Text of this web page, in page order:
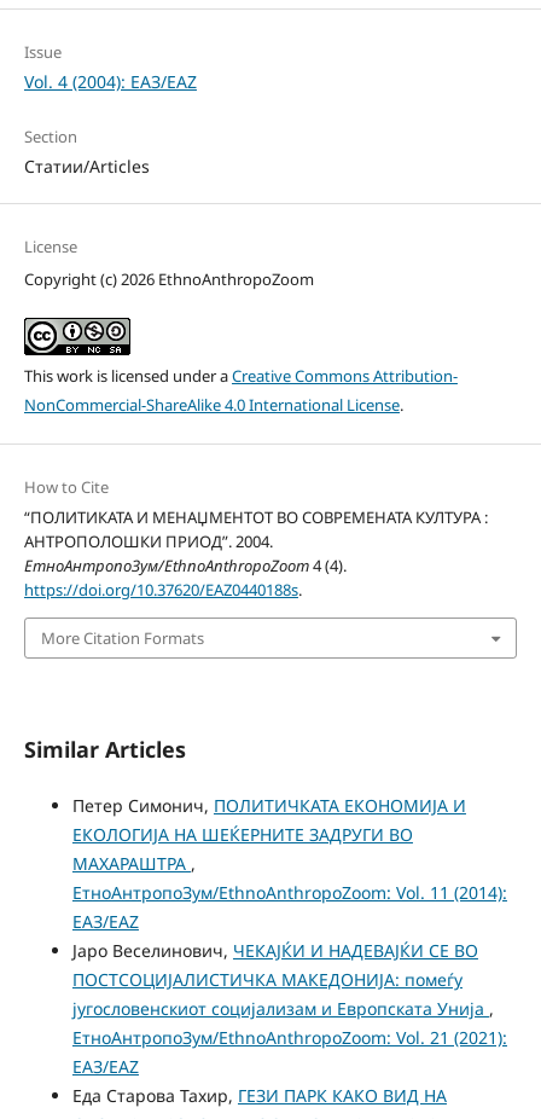
Issue
Vol. 4 (2004): ЕАЗ/EAZ
Section
Статии/Articles
License
Copyright (c) 2026 EthnoAnthropoZoom
This work is licensed under aCreative Commons Attribution-
NonCommercial-ShareAlike 4.0 International License.
How to Cite
“ПОЛИТИКАТА И МЕНАЏМЕНТОТ ВО СОВРЕМЕНАТА КУЛТУРА :
АНТРОПОЛОШКИ ПРИОД”. 2004.
ЕтноАнтропоЗум/EthnoAnthropoZoom4 (4).
https://doi.org/10.37620/EAZ0440188s.
More Citation Formats
Similar Articles
Петер Симонич, ПОЛИТИЧКАТА ЕКОНОМИЈА И
ЕКОЛОГИЈА НА ШЕЌЕРНИТЕ ЗАДРУГИ ВО
МАХАРАШТРА ,
ЕтноАнтропоЗум/EthnoAnthropoZoom: Vol. 11 (2014):
ЕАЗ/EAZ
Јаро Веселинович, ЧЕКАЈЌИ И НАДЕВАЈЌИ СЕ ВО
ПОСТСОЦИЈАЛИСТИЧКА МАКЕДОНИЈА: помеѓу
југословенскиот социјализам и Европската Унија ,
ЕтноАнтропоЗум/EthnoAnthropoZoom: Vol. 21 (2021):
ЕАЗ/EAZ
Еда Старова Тахир, ГЕЗИ ПАРК КАКО ВИД НА